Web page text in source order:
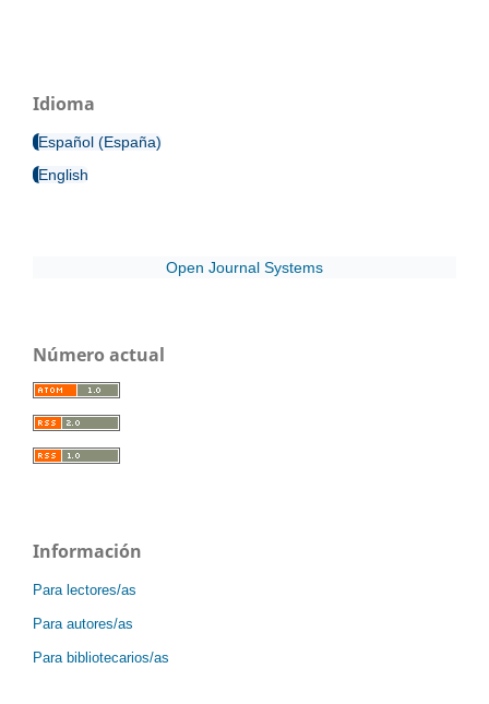
Idioma
Español (España)
English
Open Journal Systems
Número actual
Información
Para lectores/as
Para autores/as
Para bibliotecarios/as